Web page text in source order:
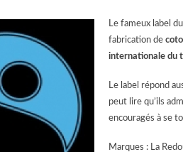
Le fameux label
fabrication de
internationale du
Le label répond
peut lire qu’ils
encouragés à se
Marques : La